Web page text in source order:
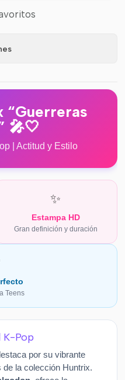
“Guerreras
🎤🤍
| Actitud y Estilo
✨
Estampa HD
Gran definición y duración
Teens
K-Pop
por su vibrante
de la colección Huntrix.